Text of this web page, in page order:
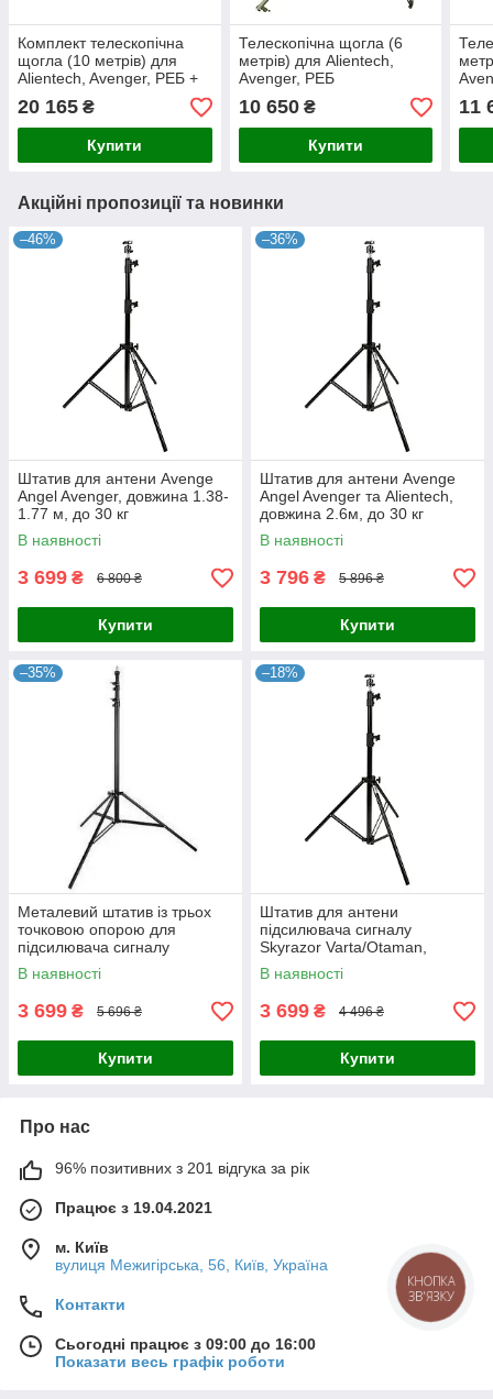
Комплект телескопічна
щогла (10 метрів) для
Alientech, Avenger, РЕБ +
Поворотний механізм
20 165 ₴
Купити
Телескопічна щогла (6
метрів) для Alientech,
Avenger, РЕБ
10 650₴
Купити
11
Акційні пропозиції та новинки
–46%
Штатив для антени Avenge
Angel Avenger, довжина 1.38-
1.77 м, до 30 кг
В наявності
3 699 ₴ 6 800 ₴
Купити
–36%
Штатив для антени Avenge
Angel Avenger та Alientech,
довжина 2.6м, до 30 кг
В наявності
3 796 ₴ 5 896 ₴
Купити
–35%
Металевий штатив із трьох
точковою опорою для
підсилювача сигналу
Alientech
В наявності
3 699 ₴ 5 696 ₴
Купити
–18%
Штатив для антени
підсилювача сигналу
Skyrazor Varta/Otaman,
довжина 2.6м, до 6.5 кг
В наявності
3 699 ₴ 4 496 ₴
Купити
Про нас
96% позитивних з 201 відгука за рік
Працює з 19.04.2021
м. Київ
вулиця Межигірська, 56, Київ, Україна
Контакти
Сьогодні працює з 09:00 до 16:00
Показати весь графік роботи
КНОПКА
ЗВ'ЯЗКУ